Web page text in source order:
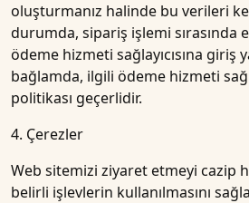
oluşturmanız halinde bu verileri
durumda, sipariş işlemi sırasında
ödeme hizmeti sağlayıcısına giriş
bağlamda, ilgili ödeme hizmeti
politikası geçerlidir.
4. Çerezler
Web sitemizi ziyaret etmeyi cazip
belirli işlevlerin kullanılmasını